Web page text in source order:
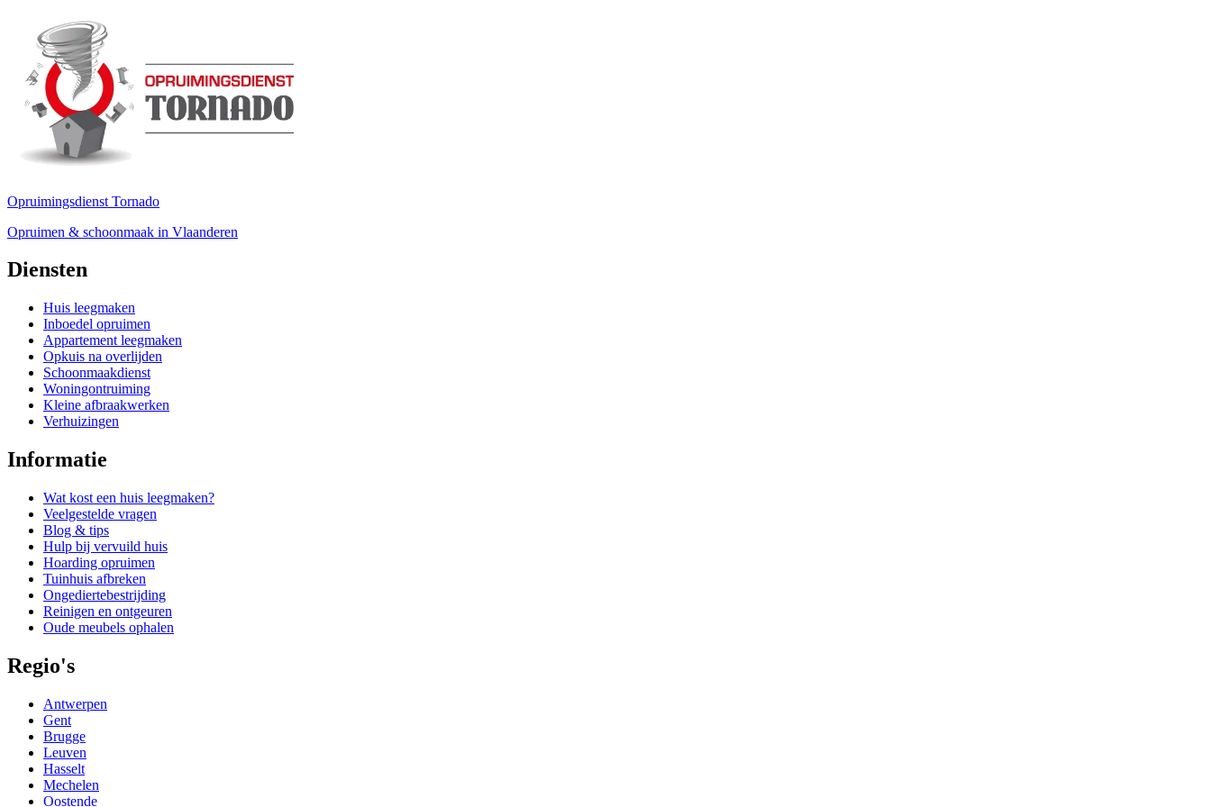
Opruimingsdienst Tornado
Opruimen & schoonmaak in Vlaanderen
Diensten
Huis leegmaken
Inboedel opruimen
Appartement leegmaken
Opkuis na overlijden
Schoonmaakdienst
Woningontruiming
Kleine afbraakwerken
Verhuizingen
Informatie
Wat kost een huis leegmaken?
Veelgestelde vragen
Blog & tips
Hulp bij vervuild huis
Hoarding opruimen
Tuinhuis afbreken
Ongediertebestrijding
Reinigen en ontgeuren
Oude meubels ophalen
Regio's
Antwerpen
Gent
Brugge
Leuven
Hasselt
Mechelen
Oostende